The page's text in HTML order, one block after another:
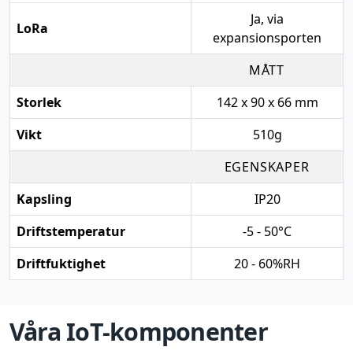
LoRa
Ja, via
expansionsporten
MÅTT
Storlek
142 x 90 x 66 mm
Vikt
510g
EGENSKAPER
Kapsling
IP20
Driftstemperatur
-5 - 50°C
Driftfuktighet
20 - 60%RH
Våra IoT-komponenter